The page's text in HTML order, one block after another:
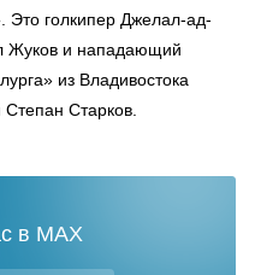
голкипер Джелал-ад-
Жуков и нападающий
из Владивостока
Старков.
в MAX